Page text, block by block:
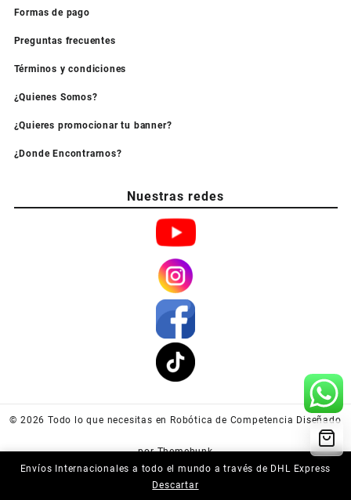
Envíos Internacionales a todo el mundo a través de DHL Express
Descartar
Formas de pago
Preguntas frecuentes
Términos y condiciones
¿Quienes Somos?
¿Quieres promocionar tu banner?
¿Donde Encontrarnos?
Nuestras redes
© 2026 Todo lo que necesitas en Robótica de Competencia Diseñado
por Themehunk